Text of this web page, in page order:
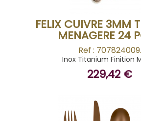
FELIX CUIVRE 3MM
MENAGERE 24
Ref : 707824009.
Inox Titanium Finition
229,42 €